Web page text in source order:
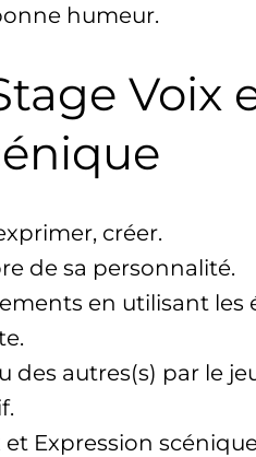
humeur.
Voix
créer.
de sa personnalité.
en utilisant les
des autres(s) par le
Expression